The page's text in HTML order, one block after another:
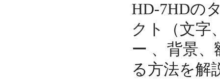
HD-7HDの
クト（文字
ー 、背景
る方法を解